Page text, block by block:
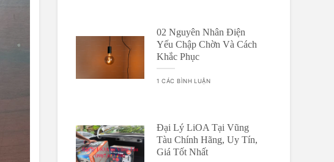
02 Nguyên Nhân Điện
Yếu Chập Chờn Và Cách
Khắc Phục
1 CÁC BÌNH LUẬN
Đại Lý LiOA Tại Vũng
Tàu Chính Hãng, Uy Tín,
Giá Tốt Nhất